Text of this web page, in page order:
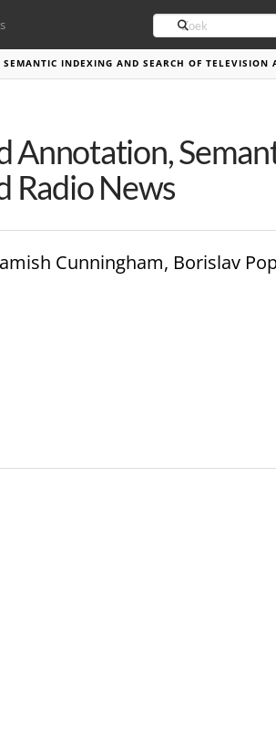
Search
INDEXING AND SEARCH OF TELEVISION
Annotation,
Radio News
Cunningham, Borislav